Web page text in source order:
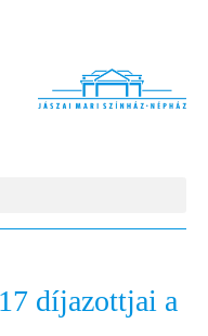
díjazottjai a